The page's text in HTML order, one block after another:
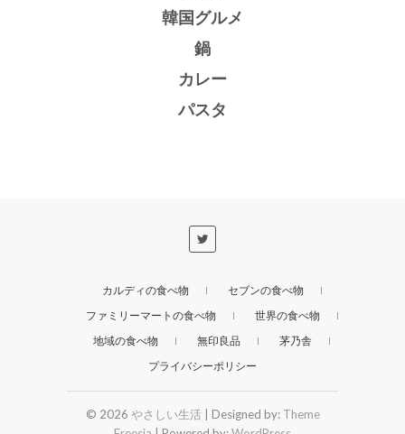
韓国グルメ
鍋
カレー
パスタ
カルディの食べ物
セブンの食べ物
ファミリーマートの食べ物
世界の食べ物
地域の食べ物
無印良品
茅乃舎
プライバシーポリシー
© 2026 やさしい生活| Designed by: Theme